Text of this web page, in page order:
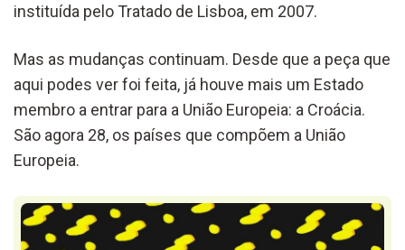
instituída pelo Tratado de Lisboa, em 2007.
Mas as mudanças continuam. Desde que a peça que
aqui podes ver foi feita, já houve mais um Estado
membro a entrar para a União Europeia: a Croácia.
São agora 28, os países que compõem a União
Europeia.